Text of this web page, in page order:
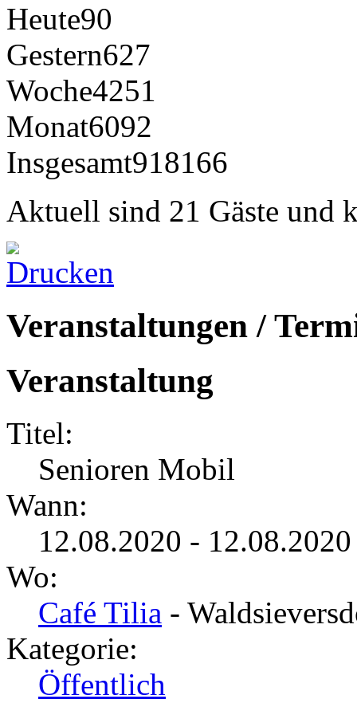
Heute90
Gestern627
Woche4251
Monat6092
Insgesamt918166
Aktuell sind 21 Gäste und
Veranstaltungen /
Veranstaltung
Titel:
Senioren Mobil
Wann:
12.08.2020 -
Wo:
Café Tilia -
Kategorie:
Öffentlich